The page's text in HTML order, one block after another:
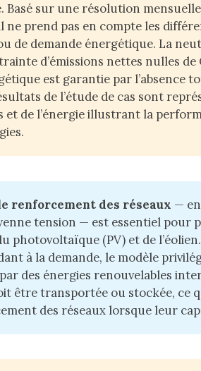
Basé sur une résolution
ne prend pas en compte les
de demande énergétique. La
d’émissions nettes nulles de
est garantie par l’absence
de l’étude de cas sont
et de l’énergie illustrant la
renforcement des réseaux —
tension — est essentiel pour
photovoltaïque (PV) et de
à la demande, le modèle
des énergies renouvelables
être transportée ou stockée, ce
des réseaux lorsque leur